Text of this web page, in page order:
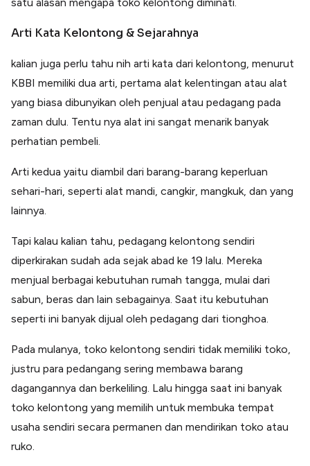
Arti Kata Kelontong & Sejarahnya
kalian juga perlu tahu nih arti kata dari kelontong, menurut
KBBI memiliki dua arti, pertama alat kelentingan atau alat
yang biasa dibunyikan oleh penjual atau pedagang pada
zaman dulu. Tentu nya alat ini sangat menarik banyak
perhatian pembeli.
Arti kedua yaitu diambil dari barang-barang keperluan
sehari-hari, seperti alat mandi, cangkir, mangkuk, dan yang
lainnya.
Tapi kalau kalian tahu, pedagang kelontong sendiri
diperkirakan sudah ada sejak abad ke 19 lalu. Mereka
menjual berbagai kebutuhan rumah tangga, mulai dari
sabun, beras dan lain sebagainya. Saat itu kebutuhan
seperti ini banyak dijual oleh pedagang dari tionghoa.
Pada mulanya, toko kelontong sendiri tidak memiliki toko,
justru para pedangang sering membawa barang
dagangannya dan berkeliling. Lalu hingga saat ini banyak
toko kelontong yang memilih untuk membuka tempat
usaha sendiri secara permanen dan mendirikan toko atau
ruko.